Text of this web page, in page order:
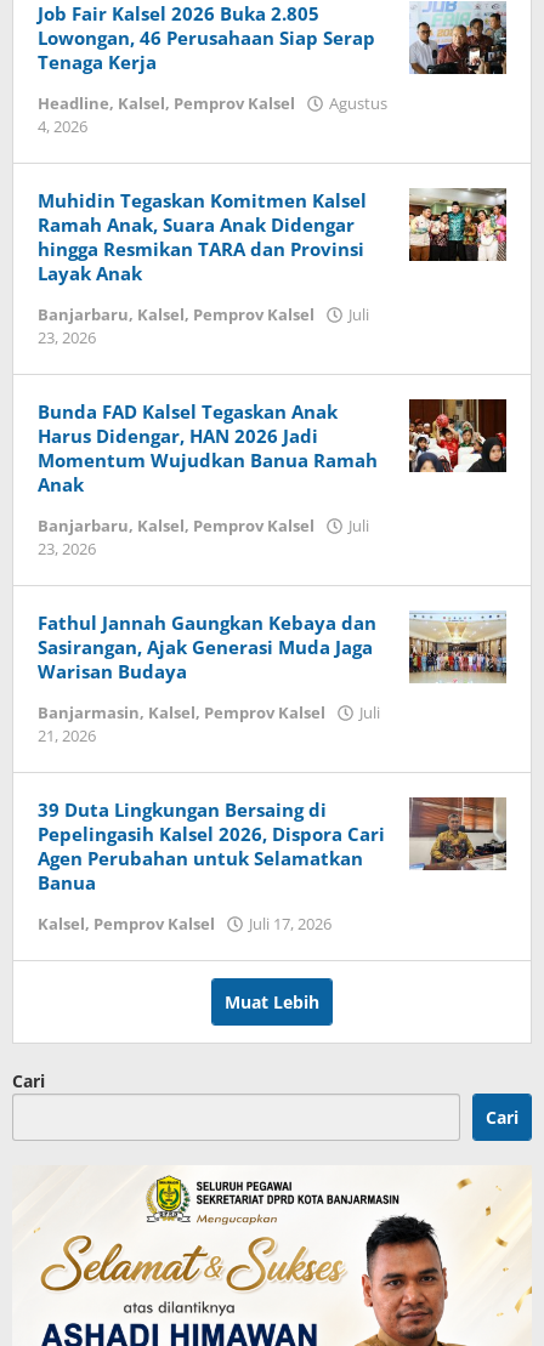
Job Fair Kalsel 2026 Buka 2.805
Lowongan, 46 Perusahaan Siap Serap
Tenaga Kerja
Headline, Kalsel, Pemprov Kalsel
Agustus
4, 2026
Muhidin Tegaskan Komitmen Kalsel
Ramah Anak, Suara Anak Didengar
hingga Resmikan TARA dan Provinsi
Layak Anak
Banjarbaru, Kalsel, Pemprov Kalsel
Juli
23, 2026
Bunda FAD Kalsel Tegaskan Anak
Harus Didengar, HAN 2026 Jadi
Momentum Wujudkan Banua Ramah
Anak
Banjarbaru, Kalsel, Pemprov Kalsel
Juli
23, 2026
Fathul Jannah Gaungkan Kebaya dan
Sasirangan, Ajak Generasi Muda Jaga
Warisan Budaya
Banjarmasin, Kalsel, Pemprov Kalsel
Juli
21, 2026
39 Duta Lingkungan Bersaing di
Pepelingasih Kalsel 2026, Dispora Cari
Agen Perubahan untuk Selamatkan
Banua
Kalsel, Pemprov Kalsel Juli 17, 2026
Muat Lebih
Cari
Cari